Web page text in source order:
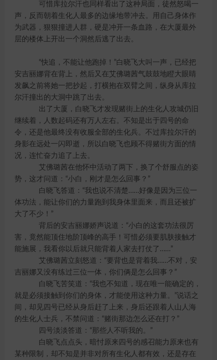
可惜库拉尔汗也同样看出了这种局面，徒然怒喝一
声，反而朝着生化人最多的边缘地带冲去。用自己身体作
为武器，狠狠撞进人群，硬是冲开一条血路，在大厦最外
层的楼体上开出一个洞然后逃了出去。
“快追，不能让他跑掉！”白晓飞大叫一声，已经把
安吉丽娜背在背上，然后又在艾佛璐茜气鼓鼓地瞪大眼睛
发飙之前将她一把抄起，打横抱在双臂之间，纵身从库拉
尔汗撞出的大洞中跳了出去。
出了大厦，白晓飞才发现赌街上的生化人攻城仍旧
继续着，人数起码还有万人左右。不知是出于四号的命
令，还是他最终没有收服全部的生化兵。不过库拉尔汗的
身影在远处一闪即逝，所以白晓飞也顾不得赌街方面的情
况，连忙奋力追了上去。
艾佛璐茜在他怀中活动了两下，换了个舒服点的姿
势，这才问道：“小白，刚才是怎么回事？”
白晓飞答道：“我也说不清楚……好像是因为三位一
体功法，能让你们的力量跑到我身体里面来，而且还被扩
大了不少！”
背后的安吉丽娜娇声说道：“小白的这套功法很厉
害，竟然能顶住地阶顶峰的高手！可惜必须要肌肤接触才
能施展，我看你以后就只能背着人家去打仗了……”
艾佛璐茜立刻怒道：“要背也是背着我……不对，安
吉丽娜又没有练过三位一体，你们俩是怎么回事？”
白晓飞苦笑道：“我也不知道，现在唯一能确定的，
就是必须接触到你们的身体，才能使用这种力量。”说话之
间，却见四号已经从身后赶了上来，身后还跟着人山人海
的生化人士兵，不禁问道：“赌街那边怎么还在打？”
四号淡淡答道：“那些人不听我的。”
白晓飞点点头，暗忖原来四号的感召能力原来也有
某种限制，却不知是并非对所有生化人都有效，还是存在